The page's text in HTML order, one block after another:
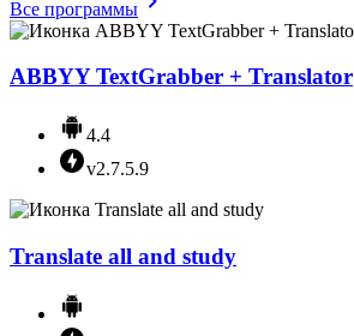
Все программы
ABBYY TextGrabber + Translator
4.4
v2.7.5.9
Translate all and study